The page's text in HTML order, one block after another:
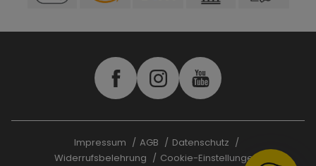
Impressum AGB
Datenschutz
Widerrufsbelehrung
Cookie-Einstellungen